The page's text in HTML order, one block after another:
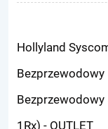
Hollyland
Bezprzewodowy
1Rx) - OUTLET